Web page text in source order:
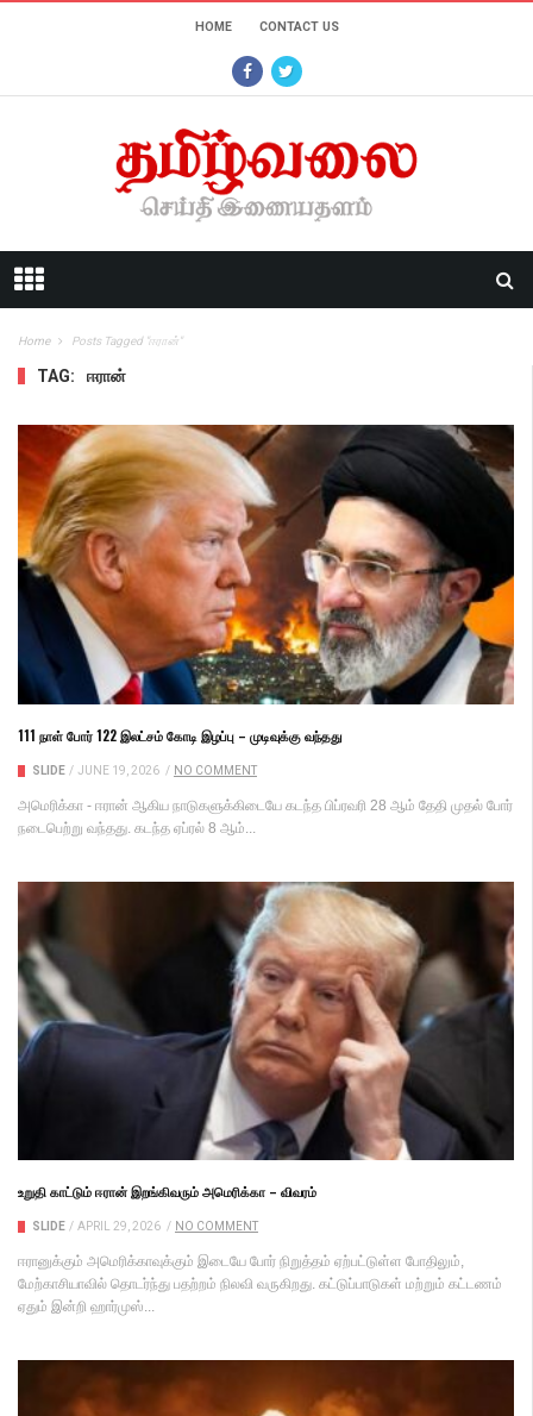
HOME CONTACT US
Home Posts Tagged "ஈரான்"
TAG: ஈரான்
111 நாள் போர் 122 இலட்சம் கோடி இழப்பு – முடிவுக்கு வந்தது
SLIDE / JUNE 19, 2026 / NO COMMENT
அமெரிக்​கா - ஈரான் ஆகிய நாடுகளுக்கிடையே கடந்த பிப்​ர​வரி 28 ஆம் தேதி முதல் போர்
நடை​பெற்று வந்​தது. கடந்த ஏப்​ரல் 8 ஆம்...
உறுதி காட்டும் ஈரான் இறங்கிவரும் அமெரிக்கா – விவரம்
SLIDE / APRIL 29, 2026 / NO COMMENT
ஈரானுக்கும் அமெரிக்காவுக்கும் இடையே போர் நிறுத்தம் ஏற்பட்டுள்ள போதிலும்,
மேற்காசியாவில் தொடர்ந்து பதற்றம் நிலவி வருகிறது. கட்டுப்பாடுகள் மற்றும் கட்டணம்
ஏதும் இன்றி ஹார்முஸ்...